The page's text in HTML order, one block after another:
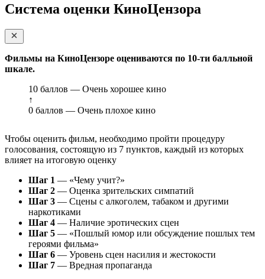
Система оценки КиноЦензора
Фильмы на КиноЦензоре оцениваются по 10-ти балльной
шкале.
10 баллов — Очень хорошее кино
↑
0 баллов — Очень плохое кино
Чтобы оценить фильм, необходимо пройти процедуру
голосования, состоящую из 7 пунктов, каждый из которых
влияет на итоговую оценку
Шаг 1 — «Чему учит?»
Шаг 2 — Оценка зрительских симпатий
Шаг 3 — Сцены с алкоголем, табаком и другими
наркотиками
Шаг 4 — Наличие эротических сцен
Шаг 5 — «Пошлый юмор или обсуждение пошлых тем
героями фильма»
Шаг 6 — Уровень сцен насилия и жестокости
Шаг 7 — Вредная пропаганда